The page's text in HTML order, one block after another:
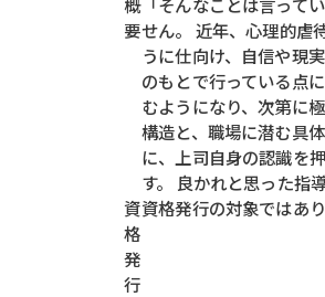
要せん。 近年、心理的虐
うに仕向け、自信や現
のもとで行っている点
むようになり、次第に
構造と、職場に潜む具
に、上司自身の認識を
す。 良かれと思った指
資
格
発
行
資格発行の対象ではあ